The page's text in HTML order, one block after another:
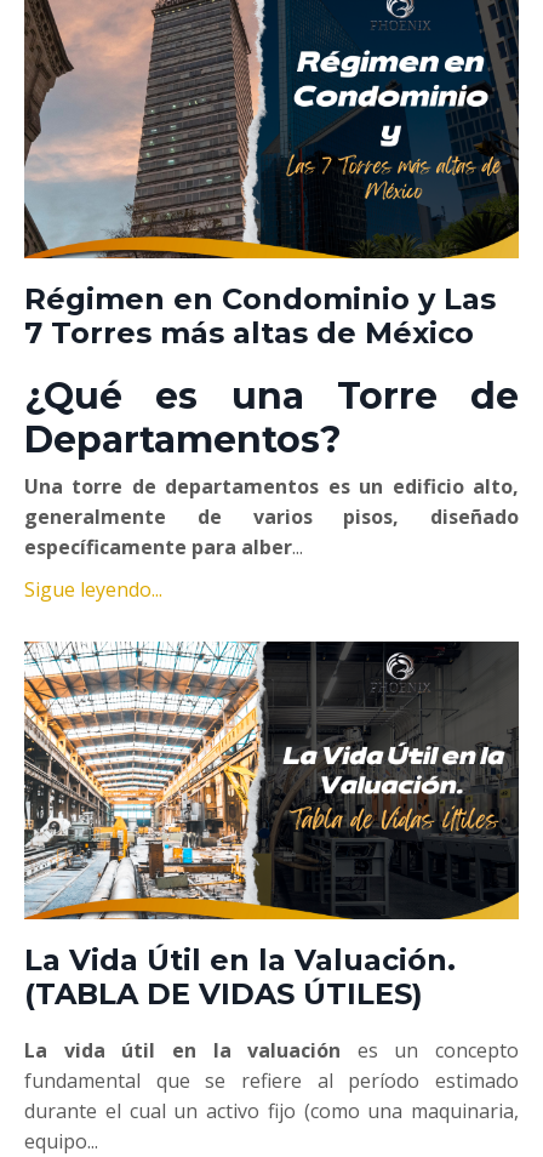
Régimen en Condominio y Las
7 Torres más altas de México
¿Qué es una Torre de
Departamentos?
Una torre de departamentos es un edificio alto,
generalmente de varios pisos, diseñado
específicamente para alber...
Sigue leyendo...
La Vida Útil en la Valuación.
(TABLA DE VIDAS ÚTILES)
La vida útil en la valuación es un concepto
fundamental que se refiere al período estimado
durante el cual un activo fijo (como una maquinaria,
equipo...